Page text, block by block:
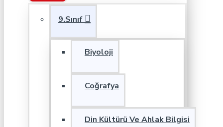
9.Sınıf
Biyoloji
Coğrafya
Din Kültürü Ve Ahlak Bilgisi